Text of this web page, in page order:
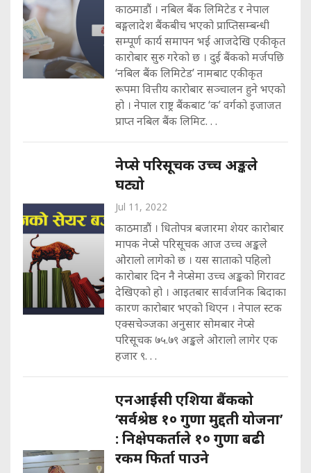
काठमाडौं । नबिल बैंक लिमिटेड र नेपाल
बङ्गलादेश बैंकबीच भएको प्राप्तिसम्बन्धी
सम्पूर्ण कार्य समापन भई आजदेखि एकीकृत
कारोबार सुरु गरेको छ । दुई बैंकको मर्जपछि
‘नबिल बैंक लिमिटेड’ नामबाट एकीकृत
रूपमा वित्तीय कारोबार सञ्चालन हुने भएको
हो । नेपाल राष्ट्र बैंकबाट ‘क’ वर्गको इजाजत
प्राप्त नबिल बैंक लिमिट. . .
नेप्से परिसूचक उच्च अङ्कले
घट्यो
Jul 11, 2022
काठमाडौं । धितोपत्र बजारमा शेयर कारोबार
मापक नेप्से परिसूचक आज उच्च अङ्कले
ओरालो लागेको छ । यस साताको पहिलो
कारोबार दिन नै नेप्सेमा उच्च अङ्कको गिरावट
देखिएको हो । आइतबार सार्वजनिक बिदाका
कारण कारोबार भएको थिएन । नेपाल स्टक
एक्सचेञ्जका अनुसार सोमबार नेप्से
परिसूचक ७५.७९ अङ्कले ओरालो लागेर एक
हजार ९. . .
एनआईसी एशिया बैंकको
‘सर्वश्रेष्ठ १० गुणा मुद्दती योजना’
: निक्षेपकर्ताले १० गुणा बढी
रकम फिर्ता पाउने